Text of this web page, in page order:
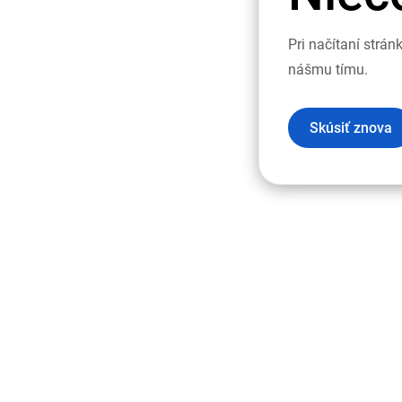
Pri načítaní
nášmu tímu.
Skúsiť znova